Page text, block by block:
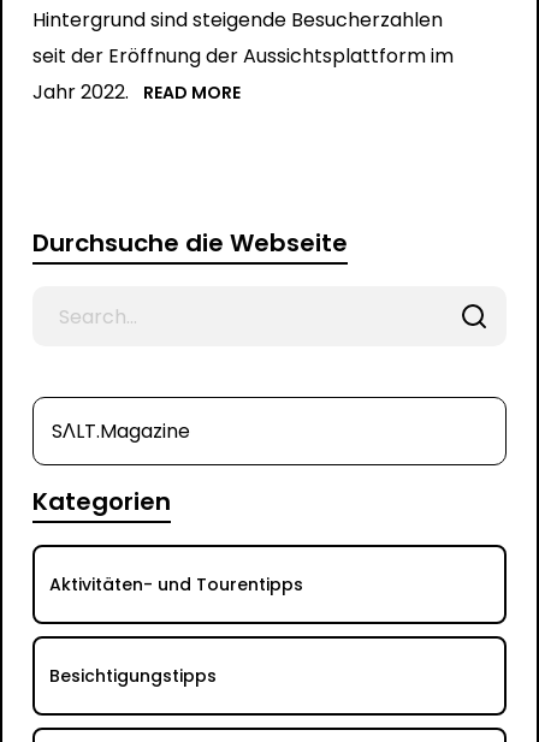
Hintergrund sind steigende Besucherzahlen
seit der Eröffnung der Aussichtsplattform im
Jahr 2022.
READ MORE
Durchsuche die Webseite
SΛLT.Magazine
Kategorien
Aktivitäten- und Tourentipps
Besichtigungstipps